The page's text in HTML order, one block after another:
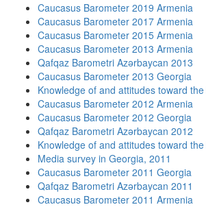
Caucasus Barometer 2019 Armenia
Caucasus Barometer 2017 Armenia
Caucasus Barometer 2015 Armenia
Caucasus Barometer 2013 Armenia
Qafqaz Barometri Azərbaycan 2013
Caucasus Barometer 2013 Georgia
Knowledge of and attitudes toward
Caucasus Barometer 2012 Armenia
Caucasus Barometer 2012 Georgia
Qafqaz Barometri Azərbaycan 2012
Knowledge of and attitudes toward
Media survey in Georgia, 2011
Caucasus Barometer 2011 Georgia
Qafqaz Barometri Azərbaycan 2011
Caucasus Barometer 2011 Armenia